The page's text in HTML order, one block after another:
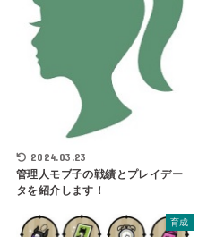
2024.03.23
管理人モブ子の戦績とプレイデー
タを紹介します！
育成